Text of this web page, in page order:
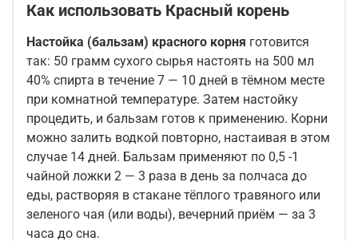
Как использовать Красный корень
Настойка (бальзам) красного корня готовится
так: 50 грамм сухого сырья настоять на 500 мл
40% спирта в течение 7 — 10 дней в тёмном месте
при комнатной температуре. Затем настойку
процедить, и бальзам готов к применению. Корни
можно залить водкой повторно, настаивая в этом
случае 14 дней. Бальзам применяют по 0,5 -1
чайной ложки 2 — 3 раза в день за полчаса до
еды, растворяя в стакане тёплого травяного или
зеленого чая (или воды), вечерний приём — за 3
часа до сна.